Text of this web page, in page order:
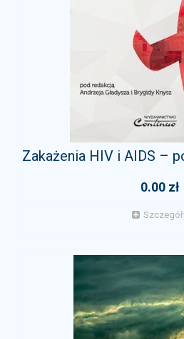
Zakażenia HIV i AIDS –
0.00 zł